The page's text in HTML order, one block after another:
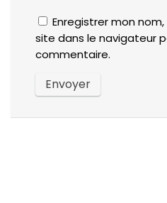
Enregistrer mon
site dans le navigateur
commentaire.